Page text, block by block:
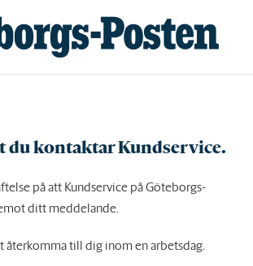
du kontaktar Kundservice.
på att Kundservice på Göteborgs-
ditt meddelande.
återkomma till dig inom en arbetsdag.